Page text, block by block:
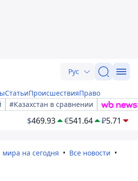
Рус
СтатьиПроисшествияПраво
#Казахстан в сравнении
$469.93 €541.64 ₽5.71
мира на сегодня
Все новости